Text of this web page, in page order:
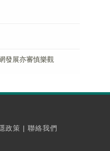
發展亦審慎樂觀
政策 | 聯絡我們